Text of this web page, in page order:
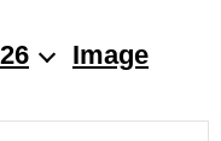
Image